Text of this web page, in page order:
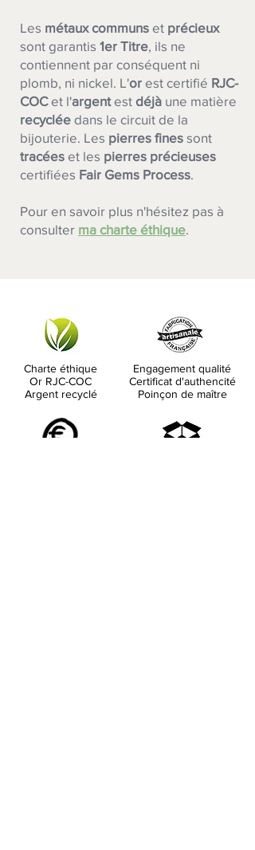
Les métaux communs et précieux
sont garantis 1er Titre , ils ne
contiennent par conséquent ni
plomb, ni nickel. L'or est certifié RJC-
COCet l'argent est déjà une matière
recyclée dans le circuit de la
bijouterie. Les pierres fines sont
tracées et les pierres précieuses
certifiées Fair Gems Process
Pour en savoir plus n'hésitez pas à
consulter ma charte éthique
Charte éthique
Or RJC-COC
Argent recyclé
Engagement qualité
Certificat d'authencité
Poinçon de maître